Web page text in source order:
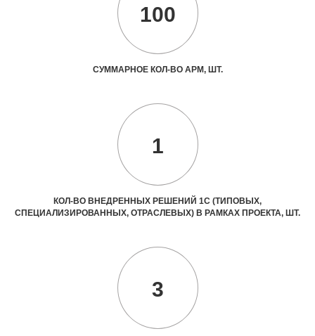
100
СУММАРНОЕ КОЛ-ВО АРМ, ШТ.
1
КОЛ-ВО ВНЕДРЕННЫХ РЕШЕНИЙ 1С (ТИПОВЫХ,
СПЕЦИАЛИЗИРОВАННЫХ, ОТРАСЛЕВЫХ) В РАМКАХ ПРОЕКТА, ШТ.
3